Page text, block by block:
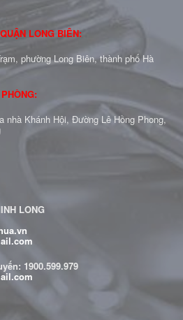
LONG BIÊN:
phường Long Biên, thành phố Hà
nhà Khánh Hội, Đường Lê Hồng Phong,
LONG
1900.599.979